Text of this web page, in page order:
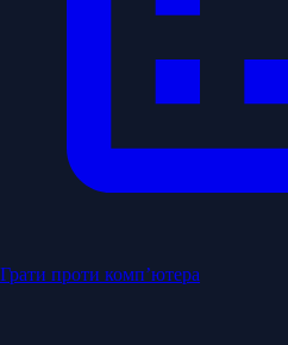
Грати проти комп’ютера